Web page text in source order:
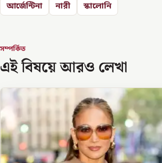
আর্জেন্টিনা নারী স্কালোনি
সম্পর্কিত
এই বিষয়ে আরও লেখা